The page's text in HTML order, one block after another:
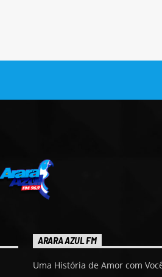
ARARA AZUL FM
Uma História de Amor com